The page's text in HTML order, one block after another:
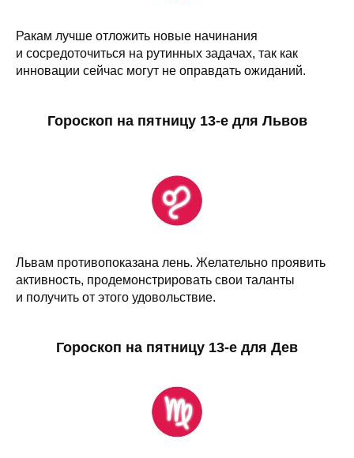
Ракам лучше отложить новые начинания
и сосредоточиться на рутинных задачах, так как
инновации сейчас могут не оправдать ожиданий.
Гороскоп на пятницу 13-е для Львов
Львам противопоказана лень. Желательно проявить
активность, продемонстрировать свои таланты
и получить от этого удовольствие.
Гороскоп на пятницу 13-е для Дев